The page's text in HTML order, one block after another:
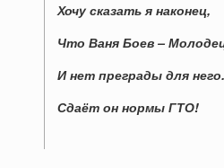
Хочу сказать я наконец,
Что Ваня Боев –
И нет преграды для него.
Сдаёт он нормы ГТО!